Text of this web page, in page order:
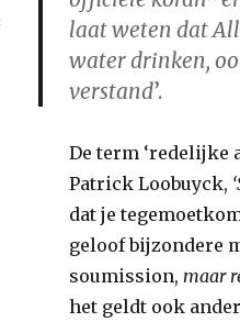
laat weten dat
water drinken,
verstand’.
De term ‘redelijke
Patrick Loobuyck,
dat je
geloof bijzondere
soumission, maar
het geldt ook